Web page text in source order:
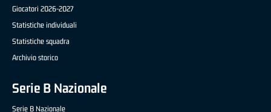
Giocatori 2026-2027
Statistiche individuali
Statistiche squadra
Archivio storico
Serie B Nazionale
Serie B Nazionale